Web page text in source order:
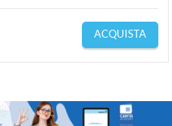
ACQUISTA